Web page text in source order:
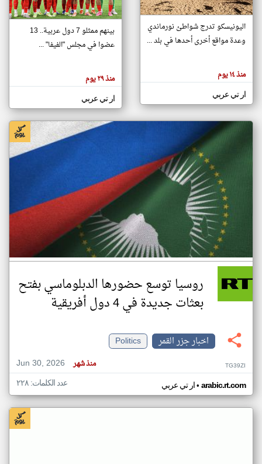
تغيير الدولة
اخبار جزر القمر على مدار الساعة
أهم اخبار جزر القمر العاجلة والمباشرة
هنا عن
وجهة
كاتبيها.
اليونيسكو تدرج شواطئ نورماندي
وعدة مواقع أخرى أحدها في بلد ...
منذ ١٤ يوم
ار تي عربي
بينهم ممثلو 7 دول عربية.. 13
عضوا في مجلس "الفيفا" ...
منذ ٢٩ يوم
ار تي عربي
روسيا توسع حضورها الدبلوماسي بفتح
بعثات جديدة في 4 دول أفريقية
اخبار جزر القمر
Politics
Jun 30, 2026
منذ شهر TG39ZI
ار تي عربي• arabic.rt.com عدد الكلمات: ٢٢٨
klyoum.com